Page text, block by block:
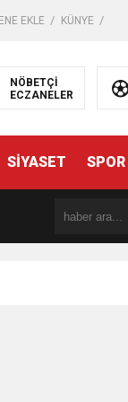
EKLE KÜNYE
NÖBETÇİ
ECZANELER
SİYASET SPOR